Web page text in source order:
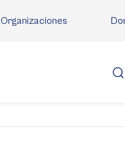
Organizaciones